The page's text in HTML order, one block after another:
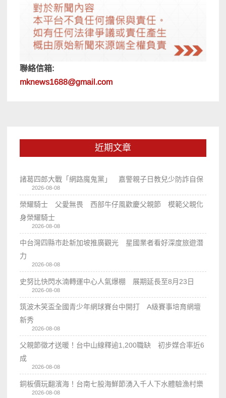
聯絡信箱:
mknews1688@gmail.com
近期文章
諸葛四郎大戰「網路魔鬼黨」 嘉警親子日教兒少防詐自保
2026-08-08
榮耀騎士 父愛無畏 西部牛仔風歡慶父親節 模範父親化
身榮耀騎士
2026-08-08
中台灣四縣市赴新加坡推廣觀光 星國業者看好深度旅遊潛
力
2026-08-08
史努比快閃水湳轉運中心人氣爆棚 展期延長至8月23日
2026-08-08
筑波木笑盃全國青少年網球賽台中開打 A級賽事培育網壇
新秀
2026-08-08
父親節徵才送暖！台中山線釋逾1,200職缺 初步媒合率近6
成
2026-08-08
銅板價玩翻濱海！台南七股海鮮節湧入千人下水體驗漁村樂
2026-08-08